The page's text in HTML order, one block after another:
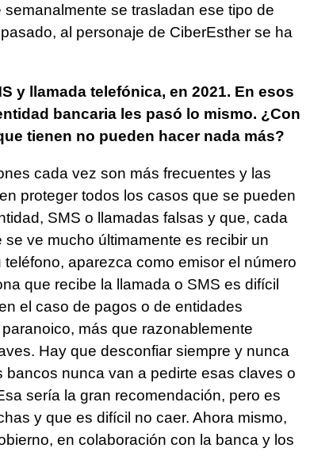
se trasladan ese tipo de
al personaje de CiberEsther se ha
y llamada telefónica, en 2021. En esos
bancaria les pasó lo mismo. ¿Con
tienen no pueden hacer nada más?
cada vez son más frecuentes y las
proteger todos los casos que se pueden
SMS o llamadas falsas y que, cada
ve mucho últimamente es recibir un
aparezca como emisor el número
que recibe la llamada o SMS es difícil
el caso de pagos o de entidades
más que razonablemente
Hay que desconfiar siempre y nunca
nunca van a pedirte esas claves o
sería la gran recomendación, pero es
y que es difícil no caer. Ahora mismo,
en colaboración con la banca y los